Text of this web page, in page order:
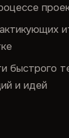
быстрого
и идей